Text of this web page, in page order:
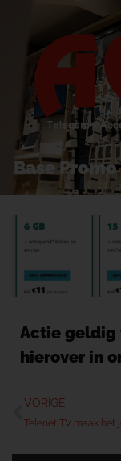
Base Promo
Actie
hierover in
VORIGE